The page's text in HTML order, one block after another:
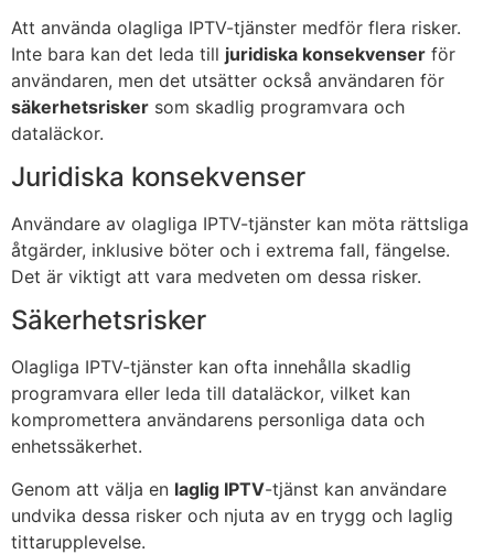
Att använda olagliga IPTV-tjänster medför flera risker.
Inte bara kan det leda till juridiska konsekvenser för
användaren, men det utsätter också användaren för
säkerhetsrisker som skadlig programvara och
dataläckor.
Juridiska konsekvenser
Användare av olagliga IPTV-tjänster kan möta rättsliga
åtgärder, inklusive böter och i extrema fall, fängelse.
Det är viktigt att vara medveten om dessa risker.
Säkerhetsrisker
Olagliga IPTV-tjänster kan ofta innehålla skadlig
programvara eller leda till dataläckor, vilket kan
kompromettera användarens personliga data och
enhetssäkerhet.
Genom att välja en laglig IPTV-tjänst kan användare
undvika dessa risker och njuta av en trygg och laglig
tittarupplevelse.